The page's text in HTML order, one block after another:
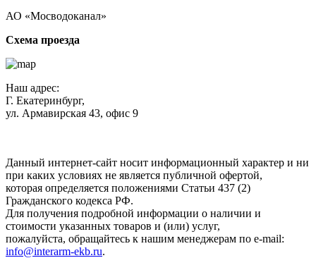
АО «Мосводоканал»
Схема проезда
Наш адрес:
Г. Екатеринбург,
ул. Армавирская 43, офис 9
Данный интернет-сайт носит информационный характер и ни
при каких условиях не является публичной офертой,
которая определяется положениями Статьи 437 (2)
Гражданского кодекса РФ.
Для получения подробной информации о наличии и
стоимости указанных товаров и (или) услуг,
пожалуйста, обращайтесь к нашим менеджерам по e-mail:
info@interarm-ekb.ru.